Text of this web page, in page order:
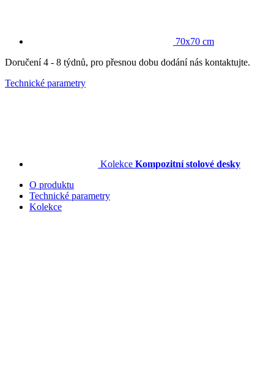
70x70 cm
Doručení 4 - 8 týdnů, pro přesnou dobu dodání nás kontaktujte.
Technické parametry
Kolekce Kompozitní stolové desky
O produktu
Technické parametry
Kolekce